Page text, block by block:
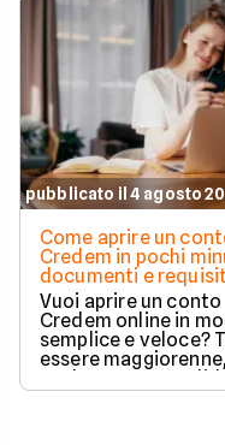
pubblicato il 4 agosto
Come aprire un
Credem in pochi
documenti e
Vuoi aprire un conto
Credem online in
semplice e veloce?
essere
SPID e preparare